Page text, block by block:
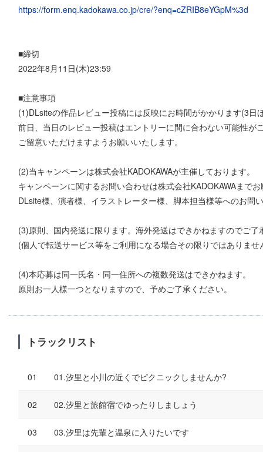
https://form.enq.kadokawa.co.jp/cre/?enq=cZRIB8eYGpM%3d
■締切
2022年8月11日(木)23:59
■注意事項
(1)DLsiteの作品レビュー投稿には反映にお時間がかかります(3日
前日、当日のレビュー投稿はエントリーに間に合わない可能性が
ご留意いただけますようお願いいたします。
(2)当キャンペーンは株式会社KADOKAWAが主催しております。
キャンペーンに関するお問い合わせは株式会社KADOKAWAまで
DLsite様、演者様、イラストレーター様、脚本担当様等へのお問
(3)原則、国内発送に限ります。海外発送はできかねますのでご了
(個人で転送サービス等をご利用になる場合その限りではありませ
(4)本応募は同一氏名・同一住所への複数発送はできかねます。
原則お一人様一つとなりますので、予めご了承ください。
トラックリスト
01.汐里と小川の近くでピクニックしませんか?
02.汐里と旅館宿でゆったりしましょう
03.汐里は先輩と温泉に入りたいです